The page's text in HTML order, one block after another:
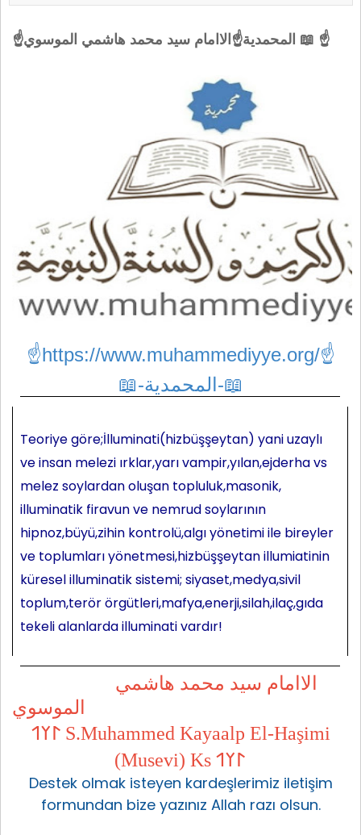
☝المحمدية☝الاامام سيد محمد هاشمي الموسوي 📖 ☝
☝https://www.muhammediyye.org/☝
📖-المحمدية-📖
Teoriye göre;İlluminati(hizbüşşeytan) yani uzaylı
ve insan melezi ırklar,yarı vampir,yılan,ejderha vs
melez soylardan oluşan topluluk,masonik,
illuminatik firavun ve nemrud soylarının
hipnoz,büyü,zihin kontrolü,algı yönetimi ile bireyler
ve toplumları yönetmesi,hizbüşşeytan illumiatinin
küresel illuminatik sistemi; siyaset,medya,sivil
toplum,terör örgütleri,mafya,enerji,silah,ilaç,gıda
tekeli alanlarda illuminati vardır!
الاامام سيد محمد هاشمي
الموسوي
𐰃𐰠𐰯 S.Muhammed Kayaalp El-Haşimi
(Musevi) Ks 𐰃𐰠𐰯
Destek olmak isteyen kardeşlerimiz iletişim
formundan bize yazınız Allah razı olsun.